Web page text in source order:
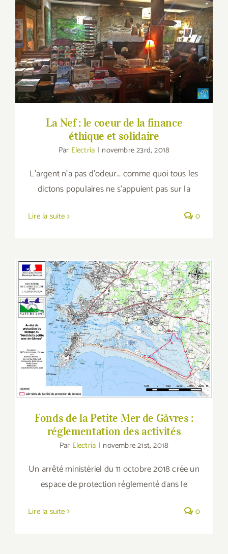
La Nef : le coeur de la finance éthique et
solidaire
La Nef : le coeur de la finance
éthique et solidaire
Par Electria | novembre 23rd, 2018
L’argent n’a pas d’odeur… comme quoi tous les
dictons populaires ne s’appuient pas sur la
Lire la suite 0
Fonds de la Petite Mer de Gâvres :
réglementation des activités
Fonds de la Petite Mer de Gâvres :
réglementation des activités
Par Electria | novembre 21st, 2018
Un arrêté ministériel du 11 octobre 2018 crée un
espace de protection réglementé dans le
Lire la suite 0